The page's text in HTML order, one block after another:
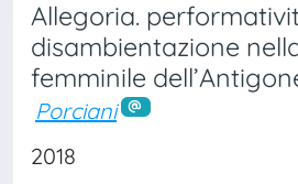
Allegoria.
disambientazione
femminile
Porciani
2018